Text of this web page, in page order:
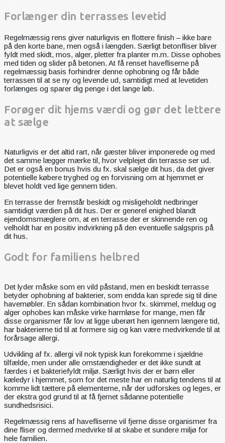
Forlænger din terrasses levetid
Regelmæssig rens giver naturligvis en flottere finish – ikke bare
på den korte bane, men også i længden. Særligt betonfliser bliver
fyldt med skidt, mos, alger, pletter fra planter m.m. Disse ophobes
med tiden og slider på betonen. At få renset havefliserne på
regelmæssig basis forhindrer denne ophobning og får både
terrassen til at se ny og levende ud, samtidigt med at levetiden
forlænges og sparer dig penge i det lange løb.
Forøger dit hjems værdi og gør det lettere
at sælge
Naturligvis er det altid rart, når gæster bliver imponerede og med
det samme lægger mærke til, hvor velplejet din terrasse ser ud.
Det er også en bonus hvis du fx. skal sælge dit hus, da det giver
potentielle købere tryghed og en forvisning om at hjemmet er
blevet holdt ved lige gennem tiden.
En terrasse der fremstår beskidt og misligeholdt nedbringer
samtidigt værdien på dit hus. Der er generel enighed blandt
ejendomsmæglere om, at en terrasse der er skinnende ren og
velholdt har en positiv indvirkning på den eventuelle salgspris på
dit hus.
Godt for familiens helbred
Det lyder måske som en vild påstand, men en beskidt terrasse
betyder ophobning af bakterier, som endda kan sprede sig til dine
havemøbler. En sådan kombination hvor fx. skimmel, meldug og
alger ophobes kan måske virke harmløse for mange, men får
disse organismer får lov at ligge uberørt hen igennem længere tid,
har bakterierne tid til at formere sig og kan være medvirkende til at
forårsage allergi.
Udvikling af fx. allergi vil nok typisk kun forekomme i sjældne
tilfælde, men under alle omstændigheder er det ikke sundt at
færdes i et bakteriefyldt miljø. Særligt hvis der er børn eller
kæledyr i hjemmet, som for det meste har en naturlig tendens til at
komme lidt tættere på elementerne, når der udforskes og leges, er
der ekstra god grund til at få fjernet sådanne potentielle
sundhedsrisici.
Regelmæssig rens af havefliserne vil fjerne disse organismer fra
dine fliser og dermed medvirke til at skabe et sundere miljø for
hele familien.